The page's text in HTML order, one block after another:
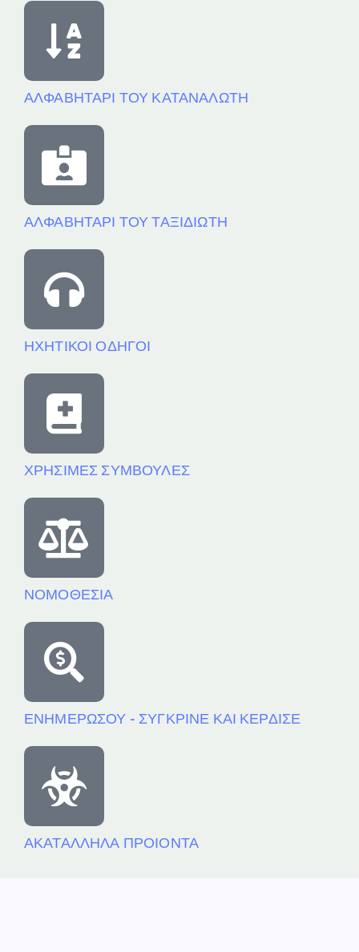
ΑΛΦΑΒΗΤΑΡΙ ΤΟΥ ΚΑΤΑΝΑΛΩΤΗ
ΑΛΦΑΒΗΤΑΡΙ ΤΟΥ ΤΑΞΙΔΙΩΤΗ
ΗΧΗΤΙΚΟΙ ΟΔΗΓΟΙ
ΧΡΗΣΙΜΕΣ ΣΥΜΒΟΥΛΕΣ
ΝΟΜΟΘΕΣΙΑ
ΕΝΗΜΕΡΩΣΟΥ - ΣΥΓΚΡΙΝΕ ΚΑΙ ΚΕΡΔΙΣΕ
ΑΚΑΤΑΛΛΗΛΑ ΠΡΟΙΟΝΤΑ